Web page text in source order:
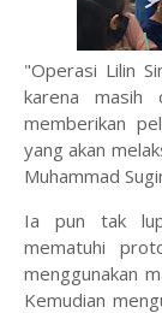
"Operasi Lilin
karena masih
memberikan
yang akan
Muhammad
Ia pun tak
mematuhi
menggunakan
Kemudian